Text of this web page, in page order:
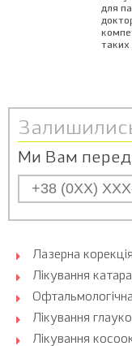
для
таких
Ми Вам
Лазерна
Лікування
Лікування
Лікування